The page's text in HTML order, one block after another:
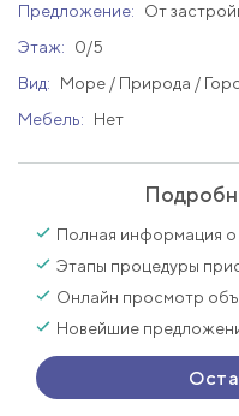
Предложение:
От
Этаж:
0/5
Вид:
Море / Природа /
Мебель:
Нет
Полная информация
Этапы процедуры
Онлайн просмотр
Новейшие